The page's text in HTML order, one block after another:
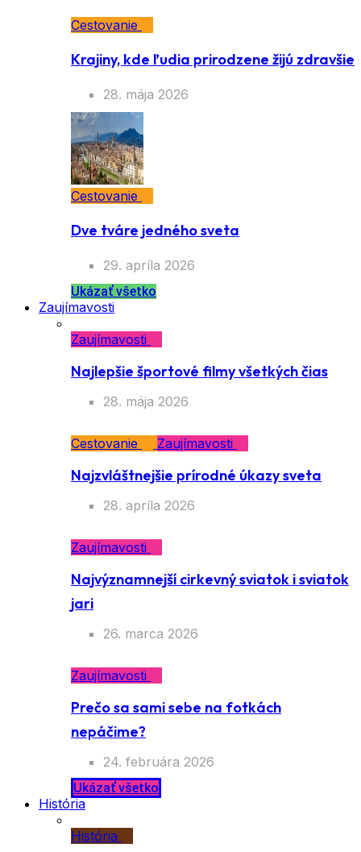
Cestovanie
Krajiny, kde ľudia prirodzene žijú zdravšie
28. mája 2026
Cestovanie
Dve tváre jedného sveta
29. apríla 2026
Ukázať všetko
Zaujímavosti
Zaujímavosti
Najlepšie športové filmy všetkých čias
28. mája 2026
Cestovanie Zaujímavosti
Najzvláštnejšie prírodné úkazy sveta
28. apríla 2026
Zaujímavosti
Najvýznamnejší cirkevný sviatok i sviatok
jari
26. marca 2026
Zaujímavosti
Prečo sa sami sebe na fotkách
nepáčime?
24. februára 2026
Ukázať všetko
História
História